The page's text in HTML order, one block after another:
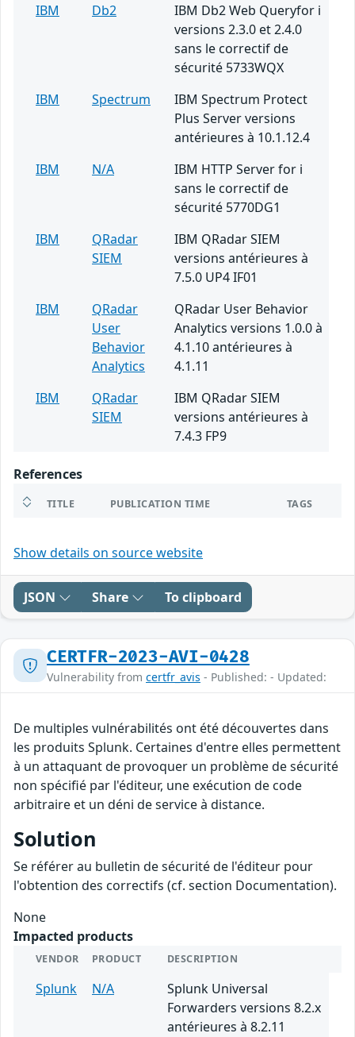
IBM
Db2
IBM Db2 Web Queryfor i
versions 2.3.0 et 2.4.0
sans le correctif de
sécurité 5733WQX
IBM
Spectrum
IBM Spectrum Protect
Plus Server versions
antérieures à 10.1.12.4
IBM
N/A
IBM HTTP Server for i
sans le correctif de
sécurité 5770DG1
IBM
QRadar
SIEM
IBM QRadar SIEM
versions antérieures à
7.5.0 UP4 IF01
IBM
QRadar
User
Behavior
Analytics
QRadar User Behavior
Analytics versions 1.0.0 à
4.1.10 antérieures à
4.1.11
IBM
QRadar
SIEM
IBM QRadar SIEM
versions antérieures à
7.4.3 FP9
References
TITLE PUBLICATION TIME TAGS
Show details on source website
JSON Share To clipboard
CERTFR-2023-AVI-0428
Vulnerability from certfr_avis - Published: - Updated:
De multiples vulnérabilités ont été découvertes dans
les produits Splunk. Certaines d'entre elles permettent
à un attaquant de provoquer un problème de sécurité
non spécifié par l'éditeur, une exécution de code
arbitraire et un déni de service à distance.
Solution
Se référer au bulletin de sécurité de l'éditeur pour
l'obtention des correctifs (cf. section Documentation).
None
Impacted products
VENDOR PRODUCT DESCRIPTION
Splunk N/A
Splunk Universal
Forwarders versions 8.2.x
antérieures à 8.2.11